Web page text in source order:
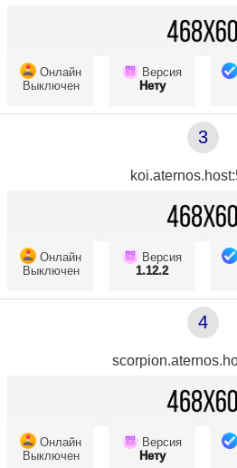
Онлайн
Выключен
Версия
Нету
3
Онлайн
Выключен
Версия
1.12.2
4
Онлайн
Выключен
Версия
Нету